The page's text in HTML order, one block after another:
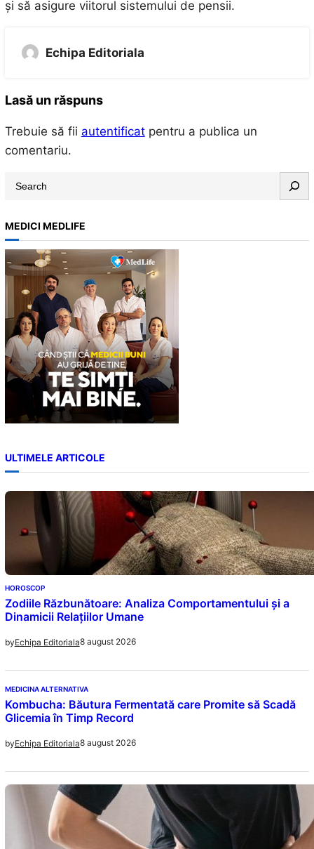
și să asigure viitorul sistemului de pensii.
Echipa Editoriala
Lasă un răspuns
Trebuie să fii autentificatpentru a publica un
comentariu.
r
c
h
MEDICI MEDLIFE
ULTIMELE ARTICOLE
HOROSCOP
Zodiile Răzbunătoare: Analiza Comportamentului și a
Dinamicii Relațiilor Umane
byEchipa Editoriala8 august 2026
MEDICINA ALTERNATIVA
Kombucha: Băutura Fermentată care Promite să Scadă
Glicemia în Timp Record
byEchipa Editoriala8 august 2026